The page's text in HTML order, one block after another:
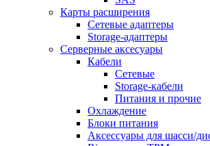
Карты расширения
Сетевые адаптеры
Storage-адаптеры
Серверные аксесуары
Кабели
Сетевые
Storage-кабели
Питания и прочие
Охлаждение
Блоки питания
Аксессуары для шасси/